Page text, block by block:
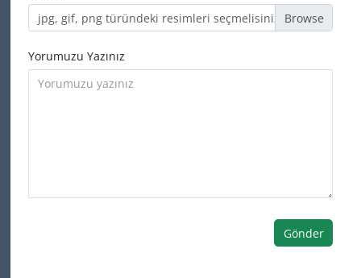
jpg, gif, png türündeki resimleri seçmelisiniz
Yorumuzu Yazınız
Gönder